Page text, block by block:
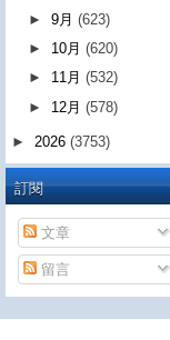
►9月(623)
► 10月(620)
► 11月(532)
► 12月(578)
► 2026 (3753)
訂閱
文章
留言